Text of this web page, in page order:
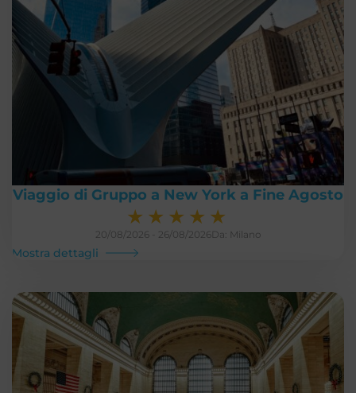
Viaggio di Gruppo a New York a Fine Agosto
★ ★ ★ ★ ★
20/08/2026 - 26/08/2026Da: Milano
Mostra dettagli